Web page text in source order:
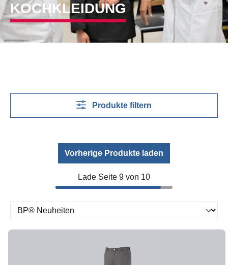
KOCHKLEIDUNG
Produkte filtern
Vorherige Produkte laden
Lade Seite 9 von 10